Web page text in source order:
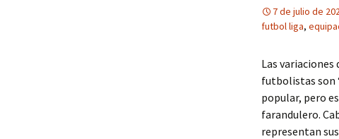
7 de julio de
futbol liga,
Las variaciones
futbolistas son
popular, pero
farandulero.
representan